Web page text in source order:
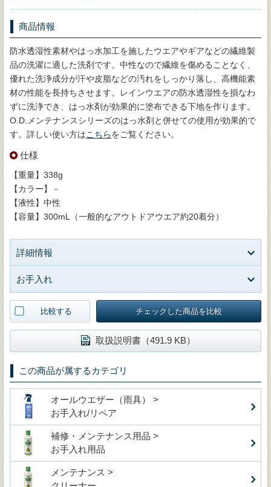
商品情報
防水透湿性素材やはっ水加工を施したウエアやギアなどの繊維製
品の洗濯に適した洗剤です。中性なので繊維を傷めることなく、
優れた洗浄成分が汗や皮脂などの汚れをしっかり落し、高機能素
材の性能を長持ちさせます。レインウエアの防水透湿性を損なわ
ずに洗浄でき、はっ水剤が効果的に塗布できる下地を作ります。
O.D.メンテナンスシリーズのはっ水剤と併せての使用が効果的で
す。詳しい使い方はこちらをご覧ください。
仕様
【重量】338g
【カラー】－
【液性】中性
【容量】300mL（一般的なアウトドアウエア約20着分）
詳細情報
お手入れ
比較する チェックした商品を比較
取扱説明書（491.9 KB）
この商品が属するカテゴリ
オールウエザー（雨具） >
お手入れ/リペア
補修・メンテナンス用品 >
お手入れ用品
メンテナンス >